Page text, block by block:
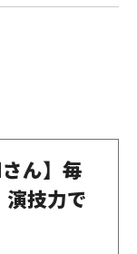
ん】毎
技力で